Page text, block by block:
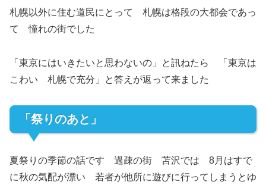
札幌以外に住む道民にとって 札幌は格段の大都会であっ
て 憧れの街でした
「東京にはいきたいと思わないの」と訊ねたら 「東京は
こわい 札幌で充分」と答えが返って来ました
「祭りのあと」
夏祭りの季節の話です 過疎の街 苫沢では 8月はすで
に秋の気配が漂い 若者が他所に遊びに行ってしまうとゆ